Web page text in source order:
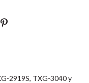
2919S, TXG-3040 y